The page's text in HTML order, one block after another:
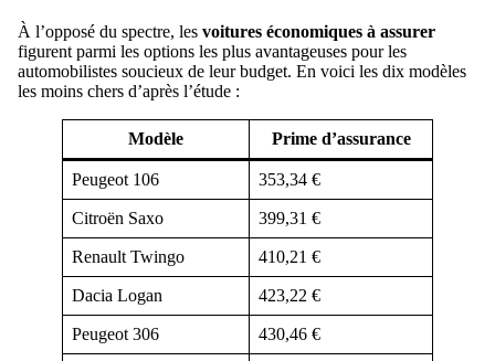
À l’opposé du spectre, les voitures économiques à assurer
figurent parmi les options les plus avantageuses pour les
automobilistes soucieux de leur budget. En voici les dix modèles
les moins chers d’après l’étude :
Modèle Prime d’assurance
Peugeot 106 353,34 €
Citroën Saxo 399,31 €
Renault Twingo 410,21 €
Dacia Logan 423,22 €
Peugeot 306 430,46 €